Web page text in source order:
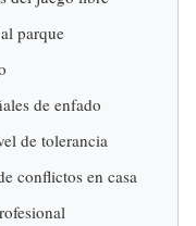
parque
de enfado
de tolerancia
conflictos en casa